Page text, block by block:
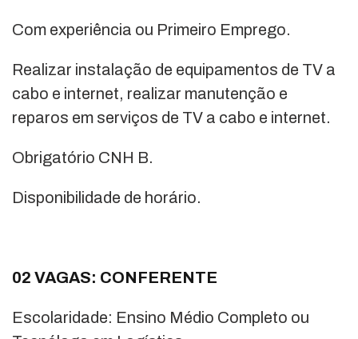
Com experiência ou Primeiro Emprego.
Realizar instalação de equipamentos de TV a
cabo e internet, realizar manutenção e
reparos em serviços de TV a cabo e internet.
Obrigatório CNH B.
Disponibilidade de horário.
02 VAGAS: CONFERENTE
Escolaridade: Ensino Médio Completo ou